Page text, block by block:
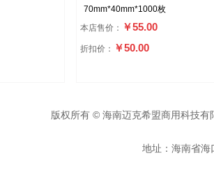
70mm*40mm*1000枚
本店售价： ￥55.00
折扣价： ￥50.00
版权所有 © 海南迈克希盟商用科技
地址：海南省